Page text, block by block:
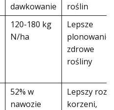
dawkowanie
roślin
120-180 kg
N/ha
Lepsze
plonowanie,
zdrowe
rośliny
52% w
nawozie
Lepszy
korzeni,